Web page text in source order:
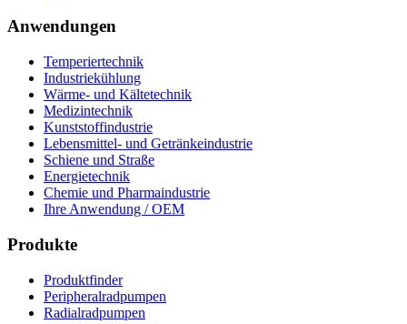
Anwendungen
Temperiertechnik
Industriekühlung
Wärme- und Kältetechnik
Medizintechnik
Kunststoffindustrie
Lebensmittel- und Getränkeindustrie
Schiene und Straße
Energietechnik
Chemie und Pharmaindustrie
Ihre Anwendung / OEM
Produkte
Produktfinder
Peripheralradpumpen
Radialradpumpen